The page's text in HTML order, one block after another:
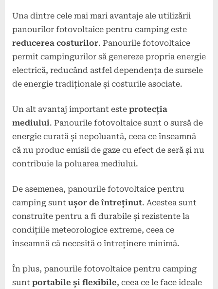
Una dintre cele mai mari avantaje ale utilizării
panourilor fotovoltaice pentru camping este
reducerea costurilor. Panourile fotovoltaice
permit campingurilor să genereze propria energie
electrică, reducând astfel dependența de sursele
de energie tradiționale și costurile asociate.
Un alt avantaj important este protecția
mediului. Panourile fotovoltaice sunt o sursă de
energie curată și nepoluantă, ceea ce înseamnă
că nu produc emisii de gaze cu efect de seră și nu
contribuie la poluarea mediului.
De asemenea, panourile fotovoltaice pentru
camping sunt ușor de întreținut. Acestea sunt
construite pentru a fi durabile și rezistente la
condițiile meteorologice extreme, ceea ce
înseamnă că necesită o întreținere minimă.
În plus, panourile fotovoltaice pentru camping
sunt portabile și flexibile, ceea ce le face ideale